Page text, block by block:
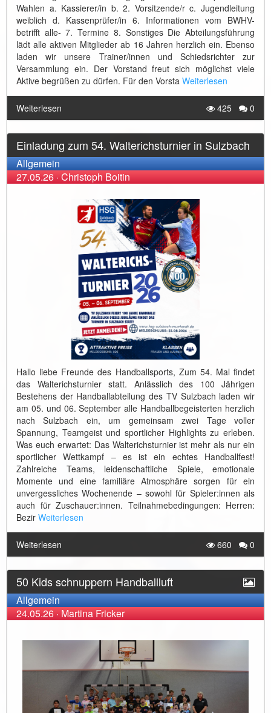
Wahlen a. Kassierer/in b. 2. Vorsitzende/r c. Jugendleitung
weiblich d. Kassenprüfer/in 6. Informationen vom BWHV-
betrifft alle- 7. Termine 8. Sonstiges Die Abteilungsführung
lädt alle aktiven Mitglieder ab 16 Jahren herzlich ein. Ebenso
laden wir unsere Trainer/innen und Schiedsrichter zur
Versammlung ein. Der Vorstand freut sich möglichst viele
Aktive begrüßen zu dürfen. Für den Vorsta Weiterlesen
Weiterlesen 425 0
Einladung zum 54. Walterichsturnier in Sulzbach
Allgemein
27.05.26·Christoph Boitin
Hallo liebe Freunde des Handballsports, Zum 54. Mal findet
das Walterichsturnier statt. Anlässlich des 100 Jährigen
Bestehens der Handballabteilung des TV Sulzbach laden wir
am 05. und 06. September alle Handballbegeisterten herzlich
nach Sulzbach ein, um gemeinsam zwei Tage voller
Spannung, Teamgeist und sportlicher Highlights zu erleben.
Was euch erwartet: Das Walterichsturnier ist mehr als nur ein
sportlicher Wettkampf – es ist ein echtes Handballfest!
Zahlreiche Teams, leidenschaftliche Spiele, emotionale
Momente und eine familiäre Atmosphäre sorgen für ein
unvergessliches Wochenende – sowohl für Spieler:innen als
auch für Zuschauer:innen. Teilnahmebedingungen: Herren:
Bezir Weiterlesen
Weiterlesen 660 0
50 Kids schnuppern Handballluft
Allgemein
24.05.26·Martina Fricker